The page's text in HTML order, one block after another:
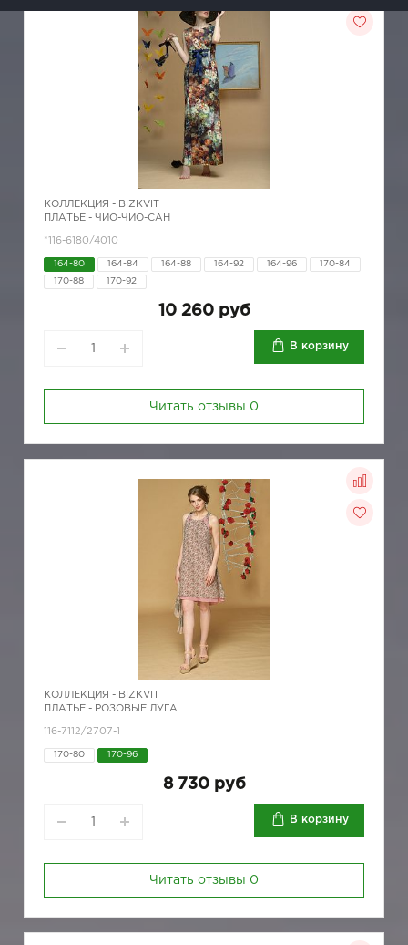
КОЛЛЕКЦИЯ - BIZKVIT
ПЛАТЬЕ - ЧИО-ЧИО-САН
*116-6180/4010
164-80 164-84 164-88 164-92 164-96 170-84
170-88 170-92
10 260 руб
В корзину
Читать отзывы 0
КОЛЛЕКЦИЯ - BIZKVIT
ПЛАТЬЕ - РОЗОВЫЕ ЛУГА
116-7112/2707-1
170-80 170-96
8 730 руб
В корзину
Читать отзывы 0